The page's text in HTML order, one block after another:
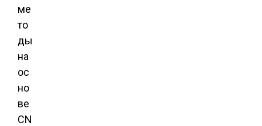
ме
то
ды
на
ос
но
ве
CN